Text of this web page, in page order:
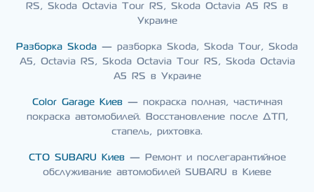
RS, Skoda Octavia Tour RS, Skoda Octavia A5 RS в
Украине
Разборка Skoda — разборка Skoda, Skoda Tour, Skoda
A5, Octavia RS, Skoda Octavia Tour RS, Skoda Octavia
A5 RS в Украине
Color Garage Киев— покраска полная, частичная
покраска автомобилей. Восстановление после ДТП,
стапель, рихтовка.
СТО SUBARU Киев— Ремонт и послегарантийное
обслуживание автомобилей SUBARU в Киеве